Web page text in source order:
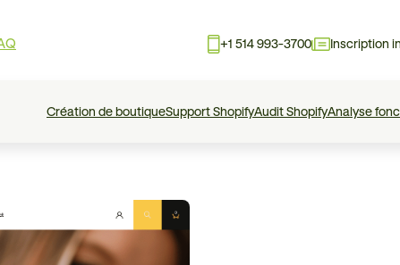
+1 514 993-3700 Inscription
Création de boutiqueSupport ShopifyAudit ShopifyAnalyse